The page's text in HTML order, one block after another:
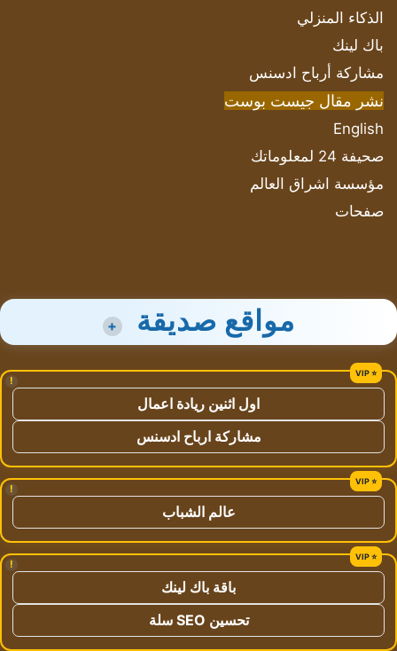
الذكاء المنزلي
باك لينك
مشاركة أرباح ادسنس
نشر مقال جيست بوست
English
صحيفة 24 لمعلوماتك
مؤسسة اشراق العالم
صفحات
مواقع صديقة +
!
اول اثنين ريادة اعمال
مشاركة ارباح ادسنس
!
عالم الشباب
!
باقة باك لينك
تحسين SEO سلة